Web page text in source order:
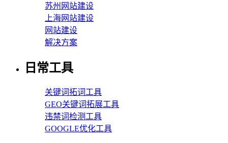
苏州网站建设
上海网站建设
网站建设
解决方案
日常工具
关键词拓词工具
GEO关键词拓展工具
违禁词检测工具
GOOGLE优化工具